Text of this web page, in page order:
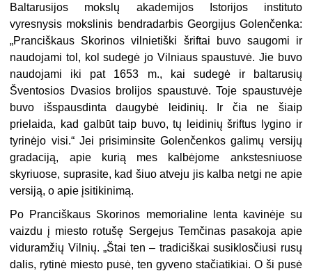
Baltarusijos mokslų akademijos Istorijos instituto
vyresnysis mokslinis bendradarbis Georgijus Golenčenka:
„Pranciškaus Skorinos vilnietiški šriftai buvo saugomi ir
naudojami tol, kol sudegė jo Vilniaus spaustuvė. Jie buvo
naudojami iki pat 1653 m., kai sudegė ir baltarusių
Šventosios Dvasios brolijos spaustuvė. Toje spaustuvėje
buvo išspausdinta daugybė leidinių. Ir čia ne šiaip
prielaida, kad galbūt taip buvo, tų leidinių šriftus lygino ir
tyrinėjo visi.“ Jei prisiminsite Golenčenkos galimų versijų
gradaciją, apie kurią mes kalbėjome ankstesniuose
skyriuose, suprasite, kad šiuo atveju jis kalba netgi ne apie
versiją, o apie įsitikinimą.
Po Pranciškaus Skorinos memorialine lenta kavinėje su
vaizdu į miesto rotušę Sergejus Temčinas pasakoja apie
viduramžių Vilnių. „Štai ten – tradiciškai susiklosčiusi rusų
dalis, rytinė miesto pusė, ten gyveno stačiatikiai. O ši pusė